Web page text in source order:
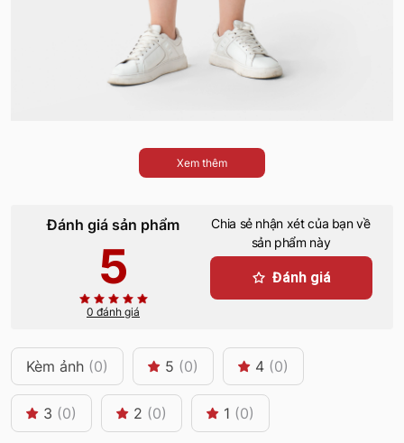
Xem thêm
Đánh giá sản phẩm
5
0 đánh giá
Chia sẻ nhận xét của bạn về
sản phẩm này
Đánh giá
Kèm ảnh (0) 5 (0) 4 (0)
3 (0) 2 (0) 1 (0)